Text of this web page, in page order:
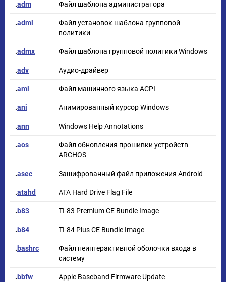
.adm Файл шаблона администратора
.adml
Файл установок шаблона групповой
политики
.admx Файл шаблона групповой политики Windows
.adv Аудио-драйвер
.aml Файл машинного языка ACPI
.ani Анимированный курсор Windows
.ann Windows Help Annotations
.aos
Файл обновления прошивки устройств
ARCHOS
.asec Зашифрованный файл приложения Android
.atahd ATA Hard Drive Flag File
.b83 TI-83 Premium CE Bundle Image
.b84 TI-84 Plus CE Bundle Image
.bashrc
Файл неинтерактивной оболочки входа в
систему
.bbfw Apple Baseband Firmware Update